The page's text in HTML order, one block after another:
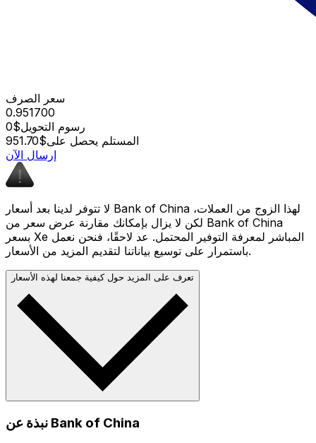
سعر الصرف
0.951700
رسوم التحويل$0
المستلم يحصل على$951.70
إرسال الآن
لا تتوفر لدينا بعد أسعار Bank of China لهذا الزوج من العملات،
لكن لا يزال بإمكانك مقارنة عرض سعر من Bank of China
بسعر Xe المباشر لمعرفة التوفير المحتمل. عد لاحقًا، فنحن نعمل
باستمرار على توسيع بياناتنا لتقديم المزيد من الأسعار.
تعرف على المزيد حول كيفية جمعنا لهذه الأسعار
نبذة عن Bank of China